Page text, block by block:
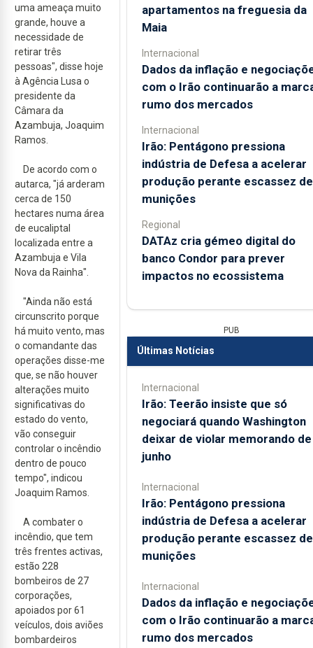
uma ameaça muito
grande, houve a
necessidade de
retirar três
pessoas", disse hoje
à Agência Lusa o
presidente da
Câmara da
Azambuja, Joaquim
Ramos.
De acordo com o
autarca, "já arderam
cerca de 150
hectares numa área
de eucaliptal
localizada entre a
Azambuja e Vila
Nova da Rainha".
"Ainda não está
circunscrito porque
há muito vento, mas
o comandante das
operações disse-me
que, se não houver
alterações muito
significativas do
estado do vento,
vão conseguir
controlar o incêndio
dentro de pouco
tempo", indicou
Joaquim Ramos.
A combater o
incêndio, que tem
três frentes activas,
estão 228
bombeiros de 27
corporações,
apoiados por 61
veículos, dois aviões
bombardeiros
apartamentos na freguesia da
Maia
Internacional
Dados da inflação e
com o Irão continuarão a
rumo dos mercados
Internacional
Irão: Pentágono pressiona
indústria de Defesa a acelerar
produção perante escassez de
munições
Regional
DATAz cria gémeo digital do
banco Condor para prever
impactos no ecossistema
PUB
Últimas Notícias
Internacional
Irão: Teerão insiste que só
negociará quando Washington
deixar de violar memorando de
junho
Internacional
Irão: Pentágono pressiona
indústria de Defesa a acelerar
produção perante escassez de
munições
Internacional
Dados da inflação e
com o Irão continuarão a
rumo dos mercados